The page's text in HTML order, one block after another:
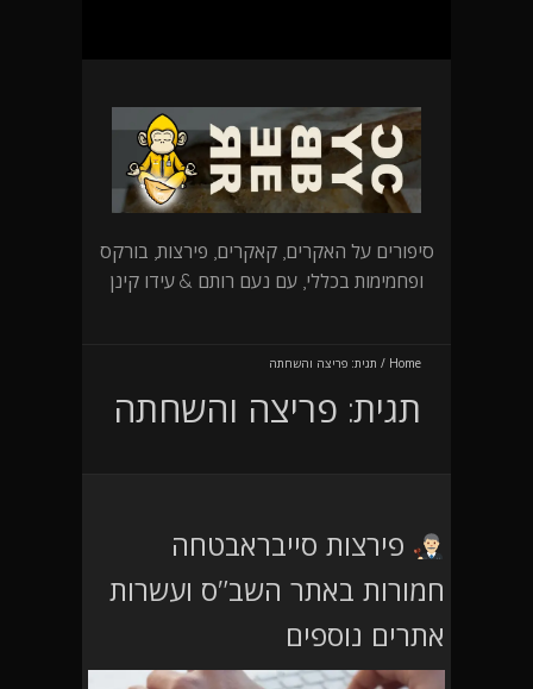
סיפורים על האקרים, קאקרים, פירצות, בורקס
ופחמימות בכללי, עם נעם רותם & עידו קינן
Home
/ תגית: פריצה והשחתה
תגית: פריצה והשחתה
פירצות סייבראבטחה
חמורות באתר השב"ס ועשרות
אתרים נוספים